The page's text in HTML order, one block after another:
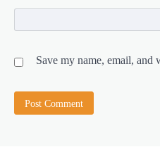
Save my name, email, and